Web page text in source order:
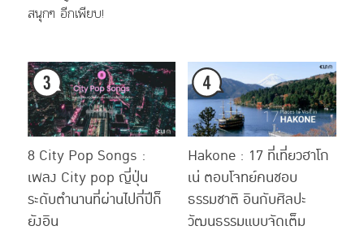
สนุกๆ อีกเพียบ!
8 City Pop Songs :
เพลง City pop ญี่ปุ่น
ระดับตำนานที่ผ่านไปกี่ปีก็
ยังอิน
Hakone : 17 ที่เที่ยวฮาโก
เน่ ตอบโจทย์คนชอบ
ธรรมชาติ อินกับศิลปะ
วัฒนธรรมแบบจัดเต็ม